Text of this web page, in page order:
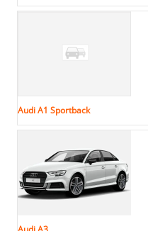
Audi A1 Sportback